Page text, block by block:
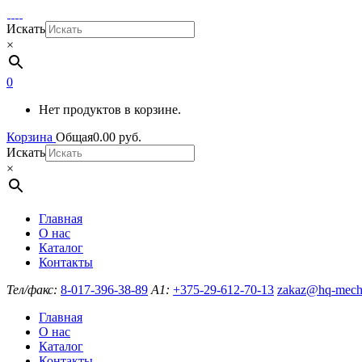
Искать
×
0
Нет продуктов в корзине.
Корзина Общая0.00 руб.
Искать
×
Главная
О нас
Каталог
Контакты
Тел/факс: 8-017-396-38-89 A1: +375-29-612-70-13 zakaz@hq-
Главная
О нас
Каталог